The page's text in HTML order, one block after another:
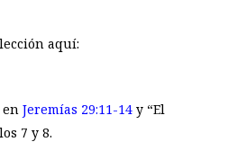
aquí:
en Jeremías 29:11-14y “El
7 y 8.